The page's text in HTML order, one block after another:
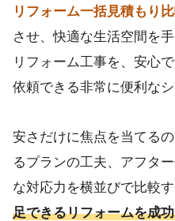
リフォーム一括見積もり
させ、快適な生活空間を
リフォーム工事を、安心
依頼できる非常に便利なシ
安さだけに焦点を当てる
るプランの工夫、アフタ
な対応力を横並びで比較す
足できるリフォームを成